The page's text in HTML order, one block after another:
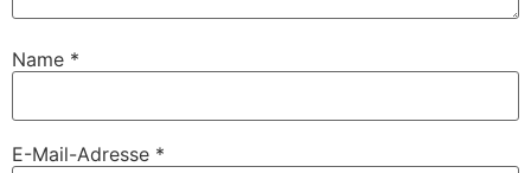
Name *
E-Mail-Adresse *